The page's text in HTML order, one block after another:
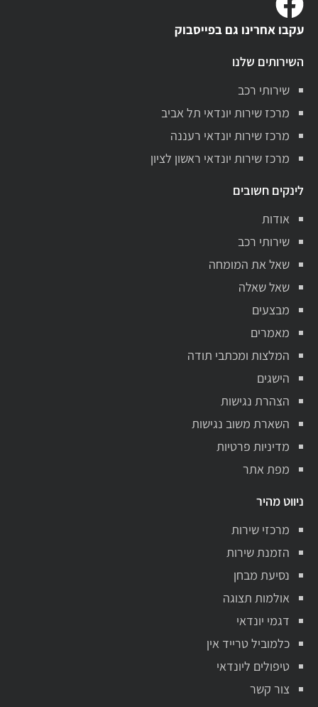
עקבו אחרינו גם בפייסבוק
השירותים שלנו
שירותי רכב
מרכז שירות יונדאי תל אביב
מרכז שירות יונדאי רעננה
מרכז שירות יונדאי ראשון לציון
לינקים חשובים
אודות
שירותי רכב
שאל את המומחה
שאל שאלה
מבצעים
מאמרים
המלצות ומכתבי תודה
הישגים
הצהרת נגישות
השארת משוב נגישות
מדיניות פרטיות
מפת אתר
ניווט מהיר
מרכזי שירות
הזמנת שירות
נסיעת מבחן
אולמות תצוגה
דגמי יונדאי
כלמוביל טרייד אין
טיפולים ליונדאי
צור קשר